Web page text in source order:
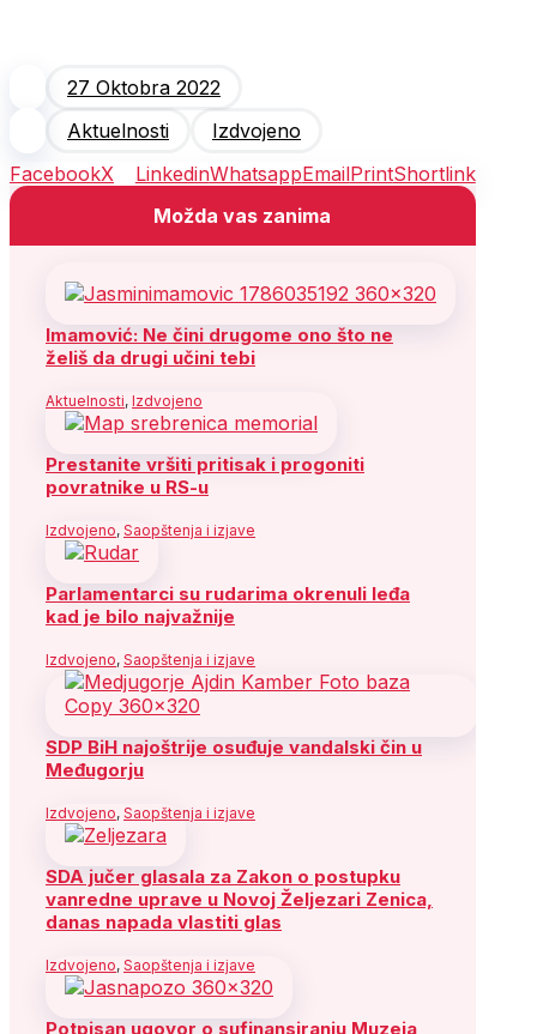
27 Oktobra 2022
Aktuelnosti
Izdvojeno
FacebookX LinkedinWhatsappEmailPrintShortlink
Možda vas zanima
Imamović: Ne čini drugome ono što ne
želiš da drugi učini tebi
Aktuelnosti, Izdvojeno
Prestanite vršiti pritisak i progoniti
povratnike u RS-u
Izdvojeno, Saopštenja i izjave
Parlamentarci su rudarima okrenuli leđa
kad je bilo najvažnije
Izdvojeno, Saopštenja i izjave
SDP BiH najoštrije osuđuje vandalski čin u
Međugorju
Izdvojeno, Saopštenja i izjave
SDA jučer glasala za Zakon o postupku
vanredne uprave u Novoj Željezari Zenica,
danas napada vlastiti glas
Izdvojeno, Saopštenja i izjave
Potpisan ugovor o sufinansiranju Muzeja